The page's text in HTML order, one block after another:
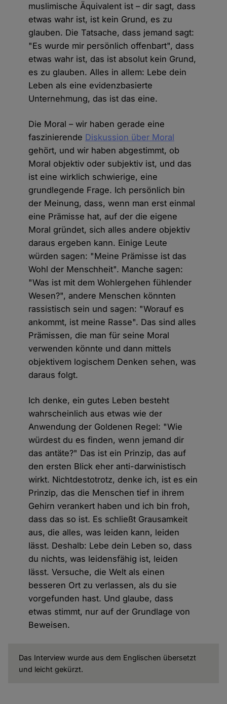
muslimische Äquivalent ist – dir sagt, dass
etwas wahr ist, ist kein Grund, es zu
glauben. Die Tatsache, dass jemand sagt:
"Es wurde mir persönlich offenbart", dass
etwas wahr ist, das ist absolut kein Grund,
es zu glauben. Alles in allem: Lebe dein
Leben als eine evidenzbasierte
Unternehmung, das ist das eine.
Die Moral – wir haben gerade eine
faszinierende Diskussion über Moral
gehört, und wir haben abgestimmt, ob
Moral objektiv oder subjektiv ist, und das
ist eine wirklich schwierige, eine
grundlegende Frage. Ich persönlich bin
der Meinung, dass, wenn man erst einmal
eine Prämisse hat, auf der die eigene
Moral gründet, sich alles andere objektiv
daraus ergeben kann. Einige Leute
würden sagen: "Meine Prämisse ist das
Wohl der Menschheit". Manche sagen:
"Was ist mit dem Wohlergehen fühlender
Wesen?", andere Menschen könnten
rassistisch sein und sagen: "Worauf es
ankommt, ist meine Rasse". Das sind alles
Prämissen, die man für seine Moral
verwenden könnte und dann mittels
objektivem logischem Denken sehen, was
daraus folgt.
Ich denke, ein gutes Leben besteht
wahrscheinlich aus etwas wie der
Anwendung der Goldenen Regel: "Wie
würdest du es finden, wenn jemand dir
das antäte?" Das ist ein Prinzip, das auf
den ersten Blick eher anti-darwinistisch
wirkt. Nichtdestotrotz, denke ich, ist es ein
Prinzip, das die Menschen tief in ihrem
Gehirn verankert haben und ich bin froh,
dass das so ist. Es schließt Grausamkeit
aus, die alles, was leiden kann, leiden
lässt. Deshalb: Lebe dein Leben so, dass
du nichts, was leidensfähig ist, leiden
lässt. Versuche, die Welt als einen
besseren Ort zu verlassen, als du sie
vorgefunden hast. Und glaube, dass
etwas stimmt, nur auf der Grundlage von
Beweisen.
Das Interview wurde aus dem Englischen übersetzt
und leicht gekürzt.